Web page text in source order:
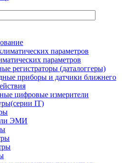
параметров
регистраторы (даталоггеры)
приборы и датчики ближнего
цифровые измерители
IT)
ЭМИ